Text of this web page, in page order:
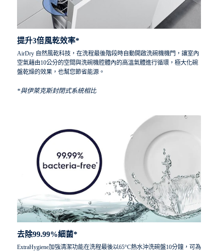
提升3倍風乾效率*
AirDry 自然風乾科技，在洗程最後階段時自動開啟洗碗機機門，讓室內
空氣藉由10公分的空間與洗碗機腔體內的高溫氣體進行循環，極大化碗
盤乾燥的效果，也幫您節省能源​。
*與伊萊克斯封閉式系統相比
去除99.99%細菌*
ExtraHygiene加強清潔功能在洗程最後以65°C熱水沖洗碗盤10分鐘，可為